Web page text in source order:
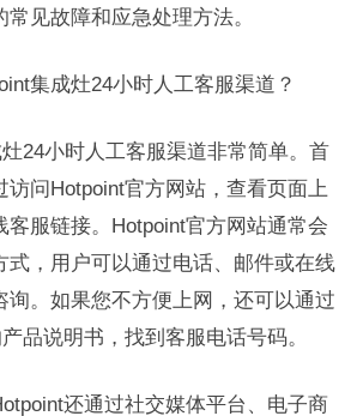
见故障和应急处理方法。
集成灶24小时人工客服渠道？
24小时人工客服渠道非常简单。首
访问Hotpoint官方网站，查看页面上
客服链接。Hotpoint官方网站通常会
式，用户可以通过电话、邮件或在线
询。如果您不方便上网，还可以通过
品说明书，找到客服电话号码。
还通过社交媒体平台、电子商